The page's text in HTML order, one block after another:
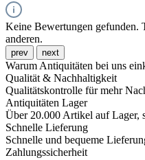
Keine Bewertungen gefunden.
anderen.
prev next
Warum Antiquitäten bei uns
Qualität & Nachhaltigkeit
Qualitätskontrolle für mehr
Antiquitäten Lager
Über 20.000 Artikel auf Lager,
Schnelle Lieferung
Schnelle und bequeme
Zahlungssicherheit